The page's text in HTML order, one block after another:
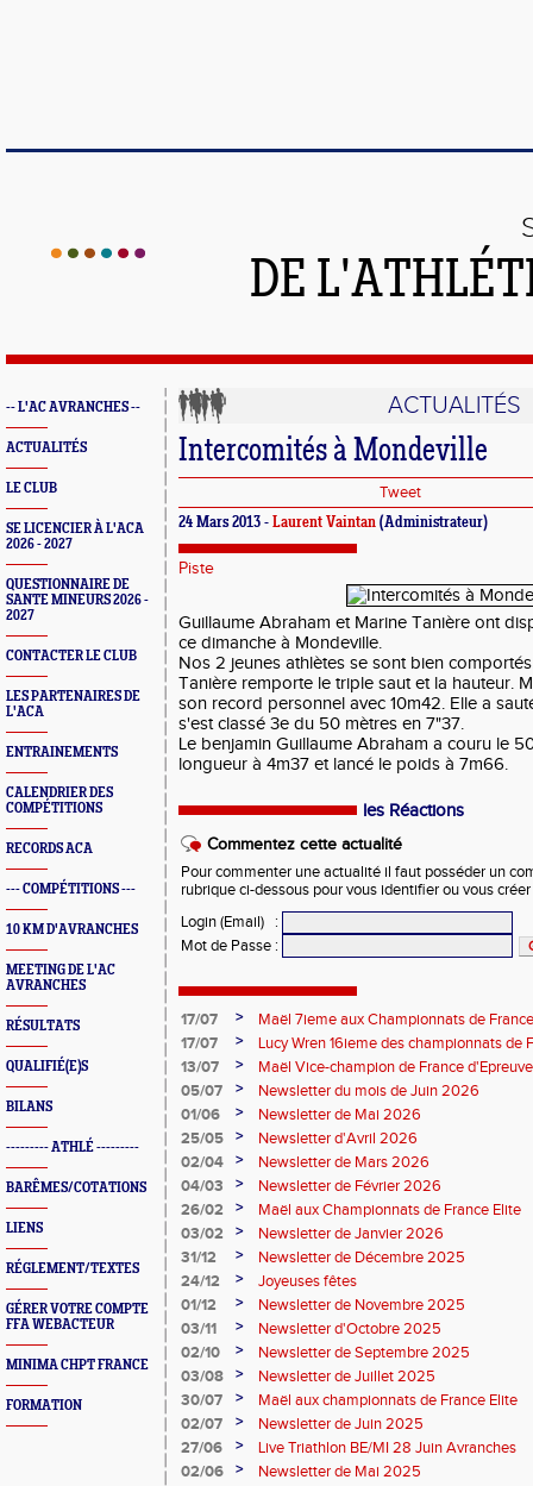
DE
-- L'AC AVRANCHES --
ACTUALITÉS
LE CLUB
SE LICENCIER À L'ACA
2026 - 2027
QUESTIONNAIRE DE
SANTE MINEURS 2026 -
2027
CONTACTER LE CLUB
LES PARTENAIRES DE
L'ACA
ENTRAINEMENTS
CALENDRIER DES
COMPÉTITIONS
RECORDS ACA
--- COMPÉTITIONS ---
10 KM D'AVRANCHES
MEETING DE L'AC
AVRANCHES
RÉSULTATS
QUALIFIÉ(E)S
BILANS
--------- ATHLÉ ---------
BARÊMES/COTATIONS
LIENS
RÉGLEMENT/TEXTES
GÉRER VOTRE COMPTE
FFA WEBACTEUR
MINIMA CHPT FRANCE
FORMATION
ACTUALITÉS
Intercomités à Mondeville
Tweet
24 Mars 2013 - Laurent Vaintan (Administrateur)
Piste
Guillaume Abraham et Marine Tanière ont
ce dimanche à Mondeville.
Nos 2 jeunes athlètes se sont bien
Tanière remporte le triple saut et la hauteur.
son record personnel avec 10m42. Elle a
s'est classé 3e du 50 mètres en 7"37.
Le benjamin Guillaume Abraham a couru le
longueur à 4m37 et lancé le poids à 7m66.
les Réactions
Commentez cette actualité
Pour commenter une actualité il faut posséder un
rubrique ci-dessous pour vous identifier ou vous
Login (Email)
:
Mot de Passe :
17/07 >
Maël 7ieme aux Championnats de
17/07
>
Lucy Wren 16ieme des championnats de
perche
13/07 >
Maël Vice-champion de France
05/07
>
Newsletter du mois de Juin 2026
01/06
>
Newsletter de Mai 2026
25/05
>
Newsletter d'Avril 2026
02/04
>
Newsletter de Mars 2026
04/03
>
Newsletter de Février 2026
26/02
>
Maël aux Championnats de France Elite
03/02
>
Newsletter de Janvier 2026
31/12
>
Newsletter de Décembre 2025
24/12
>
Joyeuses fêtes
01/12
>
Newsletter de Novembre 2025
03/11
>
Newsletter d'Octobre 2025
02/10
>
Newsletter de Septembre 2025
03/08
>
Newsletter de Juillet 2025
30/07
>
Maël aux championnats de France Elite
02/07
>
Newsletter de Juin 2025
27/06
>
Live Triathlon BE/MI 28 Juin Avranches
02/06
> Newsletter de Mai 2025